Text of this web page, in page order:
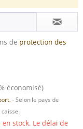
de protection des
économisé)
- Selon le pays de
stock. Le délai de